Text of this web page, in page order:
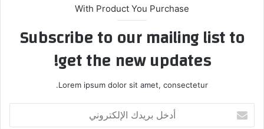
With Product You Purchase
Subscribe to our mailing list to
get the new updates!
Lorem ipsum dolor sit amet, consectetur.
بريدك